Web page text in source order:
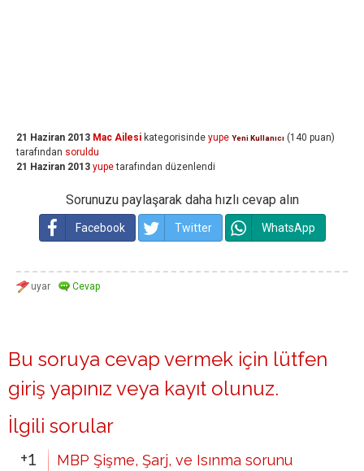
21 Haziran 2013 Mac Ailesi kategorisinde yupe Yeni Kullanıcı (140 puan)
tarafından soruldu
21 Haziran 2013 yupetarafından düzenlendi
Sorunuzu paylaşarak daha hızlı cevap alın
Facebook Twitter WhatsApp
Bu soruya cevap vermek için lütfen
giriş yapınız veya kayıt olunuz.
İlgili sorular
+1
MBP Şişme, Şarj, ve Isınma sorunu